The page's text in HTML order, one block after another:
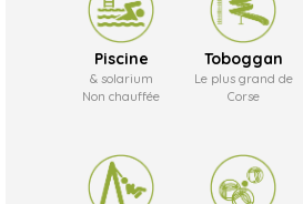
Piscine
& solarium
Non chauffée
Toboggan
Le plus grand de
Corse